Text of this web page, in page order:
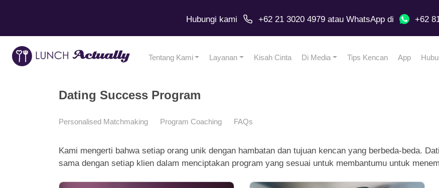
Hubungi kami +62 21 3020 4979atau WhatsAppdi +62
Tentang Kami Layanan Kisah Cinta Di Media Tips Kencan App
Dating Success Program
Personalised Matchmaking Program Coaching FAQs
Kami mengerti bahwa setiap orang unik dengan hambatan dan tujuan kencan yang berbeda-beda.
sama dengan setiap klien dalam menciptakan program yang sesuai untuk membantumu untuk